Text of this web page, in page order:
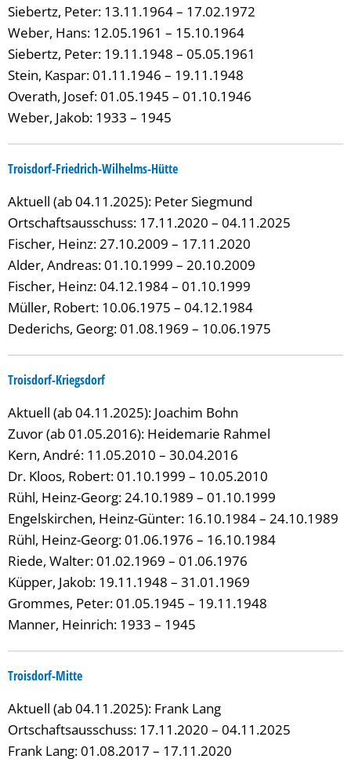
Siebertz, Peter: 13.11.1964 – 17.02.1972
Weber, Hans: 12.05.1961 – 15.10.1964
Siebertz, Peter: 19.11.1948 – 05.05.1961
Stein, Kaspar: 01.11.1946 – 19.11.1948
Overath, Josef: 01.05.1945 – 01.10.1946
Weber, Jakob: 1933 – 1945
Troisdorf-Friedrich-Wilhelms-Hütte
Aktuell (ab 04.11.2025): Peter Siegmund
Ortschaftsausschuss: 17.11.2020 – 04.11.2025
Fischer, Heinz: 27.10.2009 – 17.11.2020
Alder, Andreas: 01.10.1999 – 20.10.2009
Fischer, Heinz: 04.12.1984 – 01.10.1999
Müller, Robert: 10.06.1975 – 04.12.1984
Dederichs, Georg: 01.08.1969 – 10.06.1975
Troisdorf-Kriegsdorf
Aktuell (ab 04.11.2025): Joachim Bohn
Zuvor (ab 01.05.2016): Heidemarie Rahmel
Kern, André: 11.05.2010 – 30.04.2016
Dr. Kloos, Robert: 01.10.1999 – 10.05.2010
Rühl, Heinz-Georg: 24.10.1989 – 01.10.1999
Engelskirchen, Heinz-Günter: 16.10.1984 – 24.10.1989
Rühl, Heinz-Georg: 01.06.1976 – 16.10.1984
Riede, Walter: 01.02.1969 – 01.06.1976
Küpper, Jakob: 19.11.1948 – 31.01.1969
Grommes, Peter: 01.05.1945 – 19.11.1948
Manner, Heinrich: 1933 – 1945
Troisdorf-Mitte
Aktuell (ab 04.11.2025): Frank Lang
Ortschaftsausschuss: 17.11.2020 – 04.11.2025
Frank Lang: 01.08.2017 – 17.11.2020